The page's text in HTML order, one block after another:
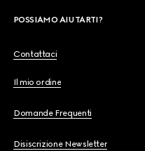
POSSIAMO AIUTARTI?
Contattaci
Il mio ordine
Domande Frequenti
Disiscrizione Newsletter